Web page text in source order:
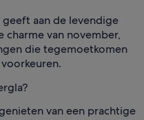
aan de levendige
van november,
die tegemoetkomen
van een prachtige